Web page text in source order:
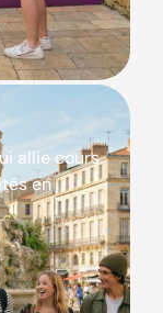
allie cours
en